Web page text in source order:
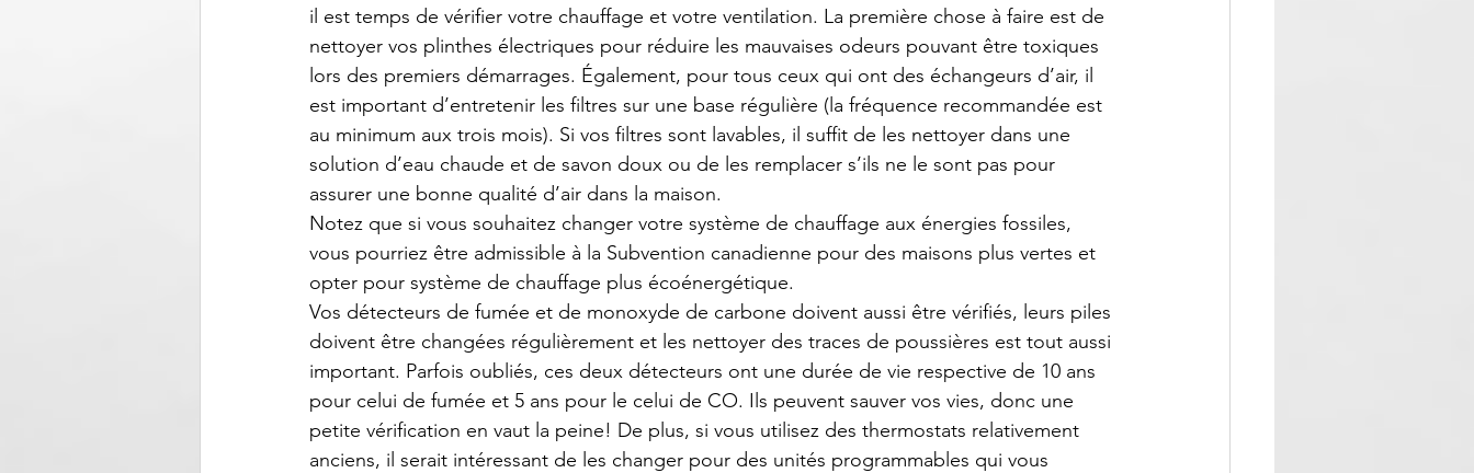
il est temps de vérifier votre chauffage et votre ventilation. La première chose à faire est de
nettoyer vos plinthes électriques pour réduire les mauvaises odeurs pouvant être toxiques
lors des premiers démarrages. Également, pour tous ceux qui ont des échangeurs d’air, il
est important d’entretenir les filtres sur une base régulière (la fréquence recommandée est
au minimum aux trois mois). Si vos filtres sont lavables, il suffit de les nettoyer dans une
solution d’eau chaude et de savon doux ou de les remplacer s’ils ne le sont pas pour
assurer une bonne qualité d’air dans la maison.
Notez que si vous souhaitez changer votre système de chauffage aux énergies fossiles,
vous pourriez être admissible à la Subvention canadienne pour des maisons plus vertes et
opter pour système de chauffage plus écoénergétique.
Vos détecteurs de fumée et de monoxyde de carbone doivent aussi être vérifiés, leurs piles
doivent être changées régulièrement et les nettoyer des traces de poussières est tout aussi
important. Parfois oubliés, ces deux détecteurs ont une durée de vie respective de 10 ans
pour celui de fumée et 5 ans pour le celui de CO. Ils peuvent sauver vos vies, donc une
petite vérification en vaut la peine! De plus, si vous utilisez des thermostats relativement
anciens, il serait intéressant de les changer pour des unités programmables qui vous